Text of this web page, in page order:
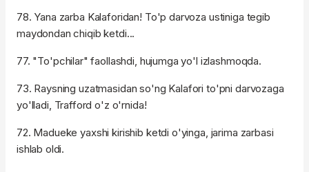
78. Yana zarba Kalaforidan! To'p darvoza ustiniga tegib
maydondan chiqib ketdi...
77. "To'pchilar" faollashdi, hujumga yo'l izlashmoqda.
73. Raysning uzatmasidan so'ng Kalafori to'pni darvozaga
yo'lladi, Trafford o'z o'rnida!
72. Madueke yaxshi kirishib ketdi o'yinga, jarima zarbasi
ishlab oldi.